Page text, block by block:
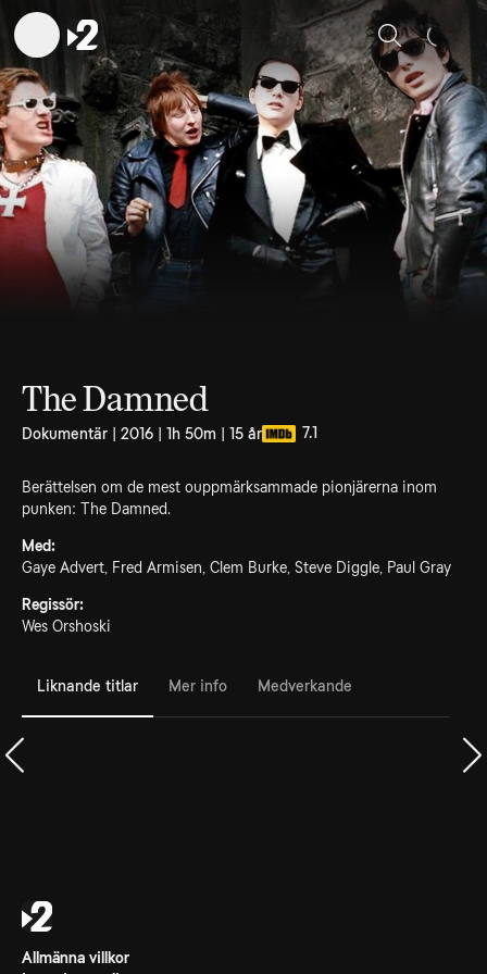
Sök
The Damned
Dokumentär | 2016 | 1h 50m | 15 år 7.1
Berättelsen om de mest ouppmärksammade pionjärerna inom
punken: The Damned.
Med:
Gaye Advert, Fred Armisen, Clem Burke, Steve Diggle, Paul Gray
Regissör:
Wes Orshoski
Liknande titlar Mer info Medverkande
Allmänna villkor